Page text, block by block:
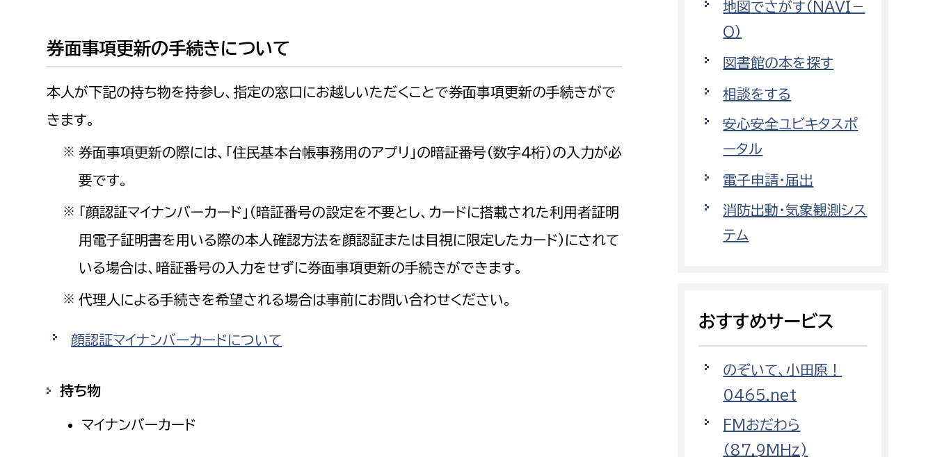
障がい者
事業者
労働者
外国人
行政経営
消防
小田原のことを知りたい
まちづくりに関わりたい
人権・男女共同参画課
戸籍住民課
図書館
スポーツ課
ゼロカーボン推進課
環境保護課
環境事業センター
福祉健康部
福祉政策課
生活援護課
高齢介護課
健康づくり課
子ども若者部
子ども若者支援課
保育課
経済部
観光課
農政課
都市部
都市政策課
都市計画課
地域交通課
建設部
国県事業推進課
土木管理課
会計管理者
消防総務課
予防課
警防計画課
救急課
券面事項更新の手続きについて
本人が下記の持ち物を持参し、指定の窓口にお越しいただくことで券面事項更新の手続きがで
きます。
※ 券面事項更新の際には、「住民基本台帳事務用のアプリ」の暗証番号（数字4桁）の入力が必
要です。
※
「顔認証マイナンバーカード」（暗証番号の設定を不要とし、カードに搭載された利用者証明
用電子証明書を用いる際の本人確認方法を顔認証または目視に限定したカード）にされて
いる場合は、暗証番号の入力をせずに券面事項更新の手続きができます。
※ 代理人による手続きを希望される場合は事前にお問い合わせください。
顔認証マイナンバーカードについて
持ち物
マイナンバーカード
地図でさがす（NAVI－
O）
図書館の本を探す
相談をする
安心安全ユビキタスポ
ータル
電子申請・届出
消防出動・気象観測シス
テム
おすすめサービス
のぞいて、小田原！
0465.net
FMおだわら
（87.9MHz)